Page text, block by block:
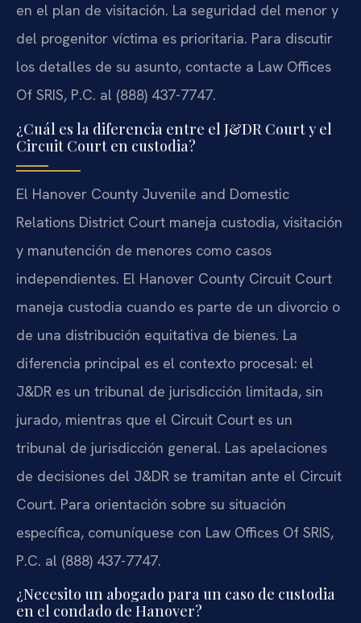
en el plan de visitación. La seguridad del menor y
del progenitor víctima es prioritaria. Para discutir
los detalles de su asunto, contacte a Law Offices
Of SRIS, P.C. al (888) 437-7747.
¿Cuál es la diferencia entre el J&DR Court y el
Circuit Court en custodia?
El Hanover County Juvenile and Domestic
Relations District Court maneja custodia, visitación
y manutención de menores como casos
independientes. El Hanover County Circuit Court
maneja custodia cuando es parte de un divorcio o
de una distribución equitativa de bienes. La
diferencia principal es el contexto procesal: el
J&DR es un tribunal de jurisdicción limitada, sin
jurado, mientras que el Circuit Court es un
tribunal de jurisdicción general. Las apelaciones
de decisiones del J&DR se tramitan ante el Circuit
Court. Para orientación sobre su situación
específica, comuníquese con Law Offices Of SRIS,
P.C. al (888) 437-7747.
¿Necesito un abogado para un caso de custodia
en el condado de Hanover?